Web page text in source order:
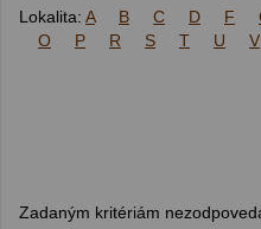
Lokalita: A B C D F
O
P R S T U V
Zadaným kritériám